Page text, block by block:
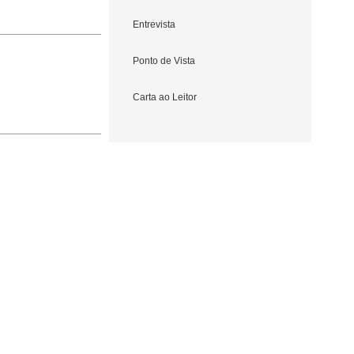
Entrevista
Ponto de Vista
Carta ao Leitor